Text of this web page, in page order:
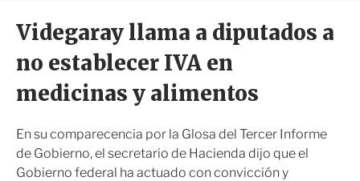
i
Videgaray llama a diputados a
no establecer IVA en
medicinas y alimentos
En su comparecencia por la Glosa del Tercer Informe
de Gobierno, el secretario de Hacienda dijo que el
Gobierno federal ha actuado con convicción y